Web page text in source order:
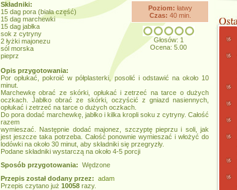
Poziom: łatwy
Czas: 40 min.
Głosów: 1
Ocena: 5.00
Składniki:
15 dag pora (biała część)
15 dag marchewki
15 dag jabłka
sok z cytryny
2 łyżki majonezu
sól morska
pieprz
Opis przygotowania:
Por opłukać, pokroić w półplasterki, posolić i odstawić na około 10
minut.
Marchewkę obrać ze skórki, opłukać i zetrzeć na tarce o dużych
oczkach. Jabłko obrać ze skórki, oczyścić z gniazd nasiennych,
opłukać i zetrzeć na tarce o dużych oczkach.
Do pora dodać marchewkę, jabłko i kilka kropli soku z cytryny. Całość
razem
wymieszać. Następnie dodać majonez, szczyptę pieprzu i soli, jak
jest jeszcze taka potrzeba. Całość ponownie wymieszać i włożyć do
lodówki na około 30 minut, aby składniki się przegryzły.
Podane składniki wystarczą na około 4-5 porcji
Sposób przygotowania: Wędzone
Przepis został dodany przez: adam
Przepis czytano już 10058 razy.